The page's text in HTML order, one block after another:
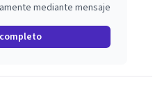
mediante mensaje